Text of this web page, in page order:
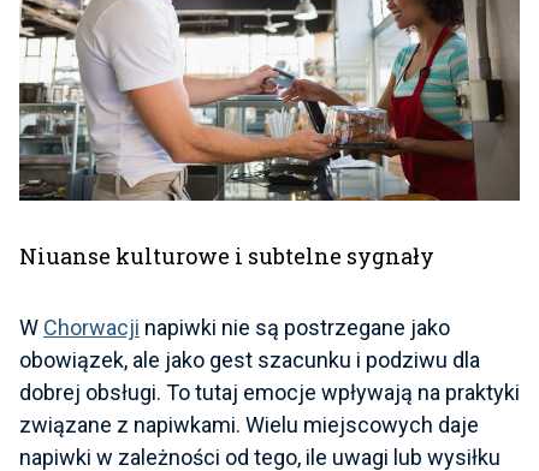
Niuanse kulturowe i subtelne sygnały
W Chorwacji napiwki nie są postrzegane jako
obowiązek, ale jako gest szacunku i podziwu dla
dobrej obsługi. To tutaj emocje wpływają na praktyki
związane z napiwkami. Wielu miejscowych daje
napiwki w zależności od tego, ile uwagi lub wysiłku